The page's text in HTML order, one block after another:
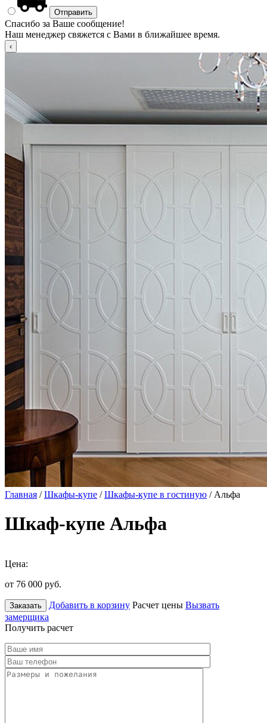
Спасибо за Ваше сообщение!
Наш менеджер свяжется с Вами в ближайшее время.
Главная /Шкафы-купе /Шкафы-купе в гостиную / Альфа
Шкаф-купе Альфа
Цена:
от 76 000 руб.
Заказать Добавить в корзину Расчет цены Вызвать
замерщика
Получить расчет